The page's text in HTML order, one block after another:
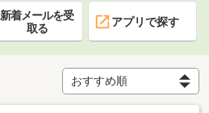
新着メールを受
取る
アプリで探す